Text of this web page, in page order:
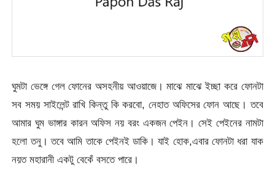
ঘুমটা ভেঙ্গে গেল ফোনের অসহনীয় আওয়াজে। মাঝে মাঝে ইচ্ছা করে ফোনটা
সব সময় সাইলেন্ট রাখি কিন্তু কি করবো, নেহাত অফিসের ফোন আছে। তবে
আমার ঘুম ভাঙ্গার কারন অফিস নয় বরং একজন পেইন। সেই পেইনের নামটা
হলো তনু। তবে আমি তাকে পেইনই ডাকি। যাই হোক,এবার ফোনটা ধরা যাক
নয়ত মহারানী একটু বেকেঁ বসতে পারে।